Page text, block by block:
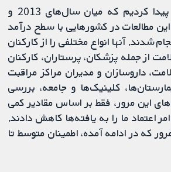
تعداد 30 مطالعه را پیدا کردیم که میان سال‌های 2013 و
این مطالعات در کشورهایی با سطح درآمد
شدند. آنها انواع مختلفی را از کارکنان
از جمله پزشکان، پرستاران، کارکنان
داروسازان و مدیران مراکز مراقبت
کلینیک‌ها و جامعه، بررسی
این مرور، فقط بر اساس مقادیر کمی
اعتماد ما را به یافته‌ها کاهش دادند.
که در ادامه آمده، اطمینان متوسط ​​تا